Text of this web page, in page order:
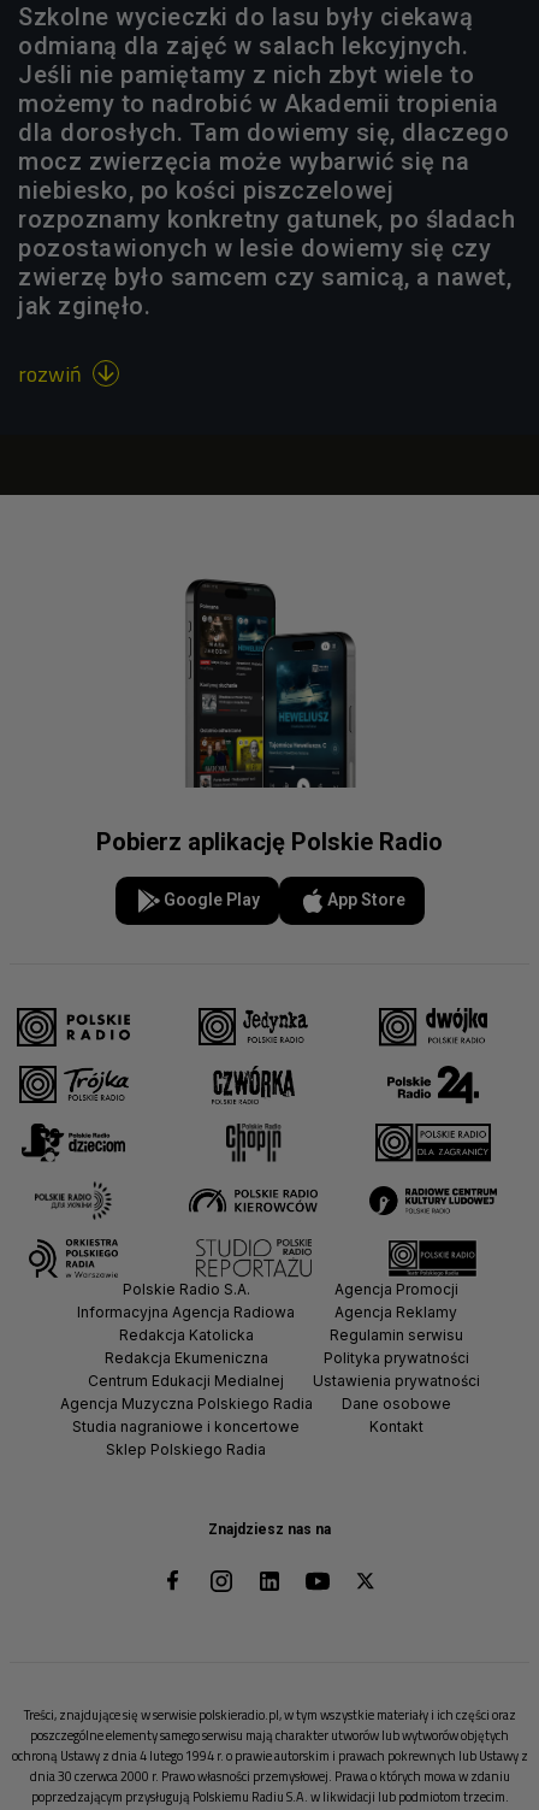
Szkolne wycieczki do lasu były ciekawą
odmianą dla zajęć w salach lekcyjnych.
Jeśli nie pamiętamy z nich zbyt wiele to
możemy to nadrobić w Akademii tropienia
dla dorosłych. Tam dowiemy się, dlaczego
mocz zwierzęcia może wybarwić się na
niebiesko, po kości piszczelowej
rozpoznamy konkretny gatunek, po śladach
pozostawionych w lesie dowiemy się czy
zwierzę było samcem czy samicą, a nawet,
jak zginęło.
rozwiń 
Pobierz aplikację Polskie Radio
Google Play App Store
Znajdziesz nas na
Polskie Radio S.A.
Informacyjna Agencja Radiowa
Redakcja Katolicka
Redakcja Ekumeniczna
Centrum Edukacji Medialnej
Agencja Muzyczna Polskiego Radia
Studia nagraniowe i koncertowe
Sklep Polskiego Radia
Agencja Promocji
Agencja Reklamy
Regulamin serwisu
Polityka prywatności
Ustawienia prywatności
Dane osobowe
Kontakt
Treści, znajdujące się w serwisie polskieradio.pl, w tym wszystkie materiały i ich części oraz
poszczególne elementy samego serwisu mają charakter utworów lub wytworów objętych
ochroną Ustawy z dnia 4 lutego 1994 r. o prawie autorskim i prawach pokrewnych lub Ustawy z
dnia 30 czerwca 2000 r. Prawo własności przemysłowej. Prawa o których mowa w zdaniu
poprzedzającym przysługują Polskiemu Radiu S.A. w likwidacji lub podmiotom trzecim.